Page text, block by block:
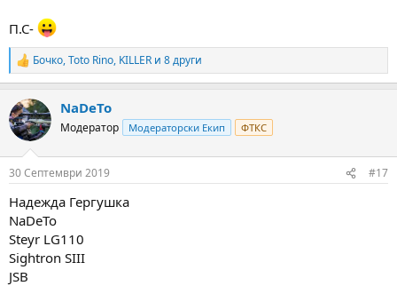
П.С-
R
e
c
t
i
s
Бочко,Toto Rino, KILLER и 8 други
NaDeTo
Модератор Модераторски Екип ФТКС
30 Септември 2019 #17
Надежда Гергушка
NaDeTo
Steyr LG110
Sightron SIII
JSB